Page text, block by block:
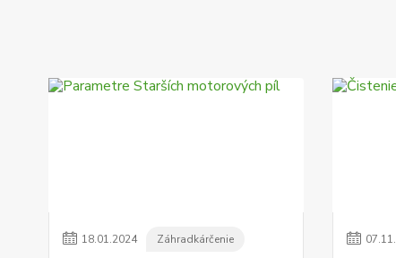
18.01.2024 Záhradkárčenie 07.11.